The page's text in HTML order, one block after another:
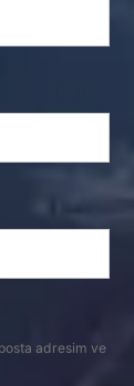
adresim ve